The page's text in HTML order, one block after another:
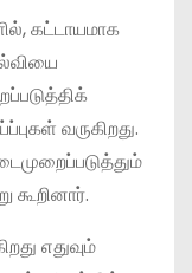
கட்டாயமாக
வருகிறது.
கூறினார்.
எதுவும்